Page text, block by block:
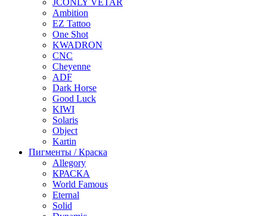
JCONLY VETAR
Ambition
EZ Tattoo
One Shot
KWADRON
CNC
Cheyenne
ADF
Dark Horse
Good Luck
KIWI
Solaris
Object
Kartin
Пигменты / Краска
Allegory
КРАСКА
World Famous
Eternal
Solid